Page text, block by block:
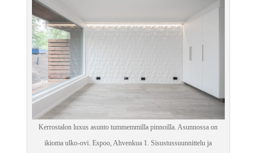
Kerrostalon luxus asunto tummemmilla pinnoilla. Asunnossa on
ikioma ulko-ovi. Espoo, Ahvenkua 1. Sisustussuunnittelu ja